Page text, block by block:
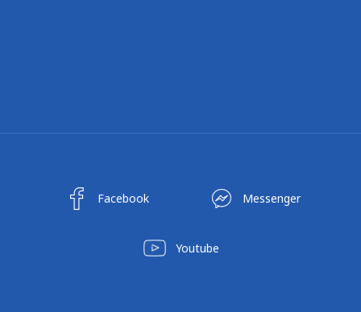
Facebook Messenger
Youtube